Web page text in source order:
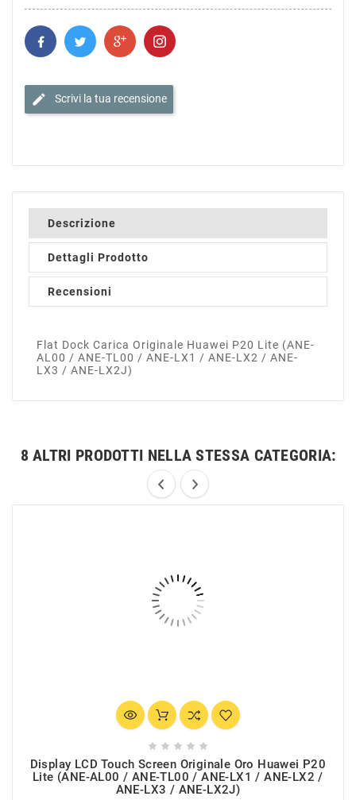
edit Scrivi la tua recensione
Descrizione
Dettagli Prodotto
Recensioni
Flat Dock Carica Originale Huawei P20 Lite (ANE-
AL00 / ANE-TL00 / ANE-LX1 / ANE-LX2 / ANE-
LX3 / ANE-LX2J)
8 ALTRI PRODOTTI NELLA STESSA CATEGORIA:
    
Display LCD Touch Screen Originale Oro Huawei P20
Lite (ANE-AL00 / ANE-TL00 / ANE-LX1 / ANE-LX2 /
ANE-LX3 / ANE-LX2J)